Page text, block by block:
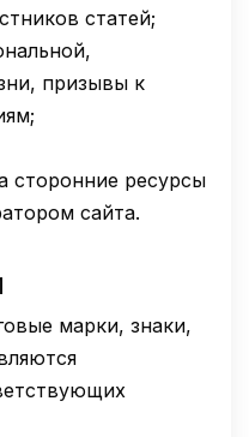
статей;
призывы к
сторонние ресурсы
сайта.
марки, знаки,